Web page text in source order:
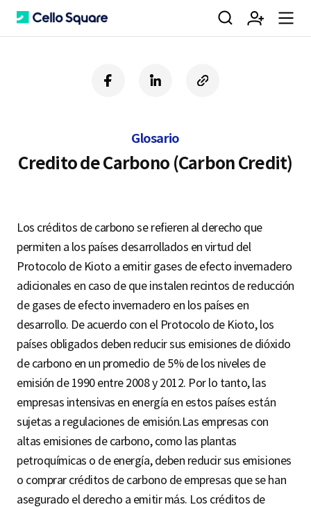
C
o
q
u
a
검 회 m
f
a
o
o
i
e
i
c
o
R
L
Glosario
Credito de Carbono (Carbon Credit)
Los créditos de carbono se refieren al derecho que
permiten a los países desarrollados en virtud del
Protocolo de Kioto a emitir gases de efecto invernadero
adicionales en caso de que instalen recintos de reducción
de gases de efecto invernadero en los países en
desarrollo. De acuerdo con el Protocolo de Kioto, los
países obligados deben reducir sus emisiones de dióxido
de carbono en un promedio de 5% de los niveles de
emisión de 1990 entre 2008 y 2012. Por lo tanto, las
empresas intensivas en energía en estos países están
sujetas a regulaciones de emisión.Las empresas con
altas emisiones de carbono, como las plantas
petroquímicas o de energía, deben reducir sus emisiones
o comprar créditos de carbono de empresas que se han
asegurado el derecho a emitir más. Los créditos de